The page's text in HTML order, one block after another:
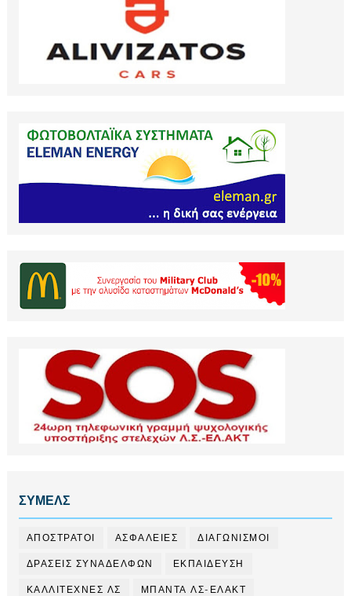
ΣΥΜΕΛΣ
ΑΠΟΣΤΡΑΤΟΙ ΑΣΦΑΛΕΙΕΣ ΔΙΑΓΩΝΙΣΜΟΙ
ΔΡΑΣΕΙΣ ΣΥΝΑΔΕΛΦΩΝ ΕΚΠΑΙΔΕΥΣΗ
ΚΑΛΛΙΤΕΧΝΕΣ ΛΣ ΜΠΑΝΤΑ ΛΣ-ΕΛΑΚΤ